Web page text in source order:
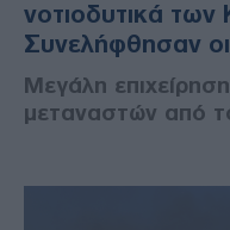
νοτιοδυτικά
Συνελήφθησαν οι
Μεγάλη
μεταναστών από